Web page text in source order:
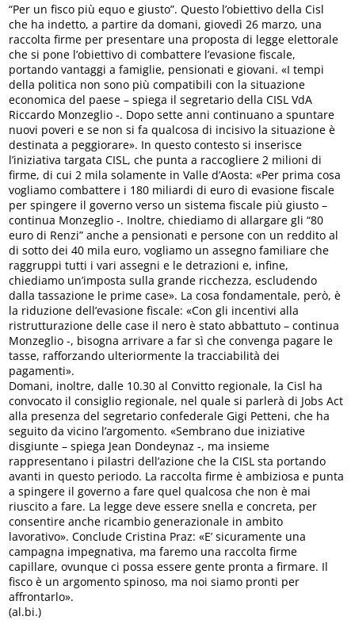
“Per un fisco più equo e giusto”. Questo l’obiettivo della Cisl
che ha indetto, a partire da domani, giovedì 26 marzo, una
raccolta firme per presentare una proposta di legge elettorale
che si pone l’obiettivo di combattere l’evasione fiscale,
portando vantaggi a famiglie, pensionati e giovani. «I tempi
della politica non sono più compatibili con la situazione
economica del paese – spiega il segretario della CISL VdA
Riccardo Monzeglio -. Dopo sette anni continuano a spuntare
nuovi poveri e se non si fa qualcosa di incisivo la situazione è
destinata a peggiorare». In questo contesto si inserisce
l’iniziativa targata CISL, che punta a raccogliere 2 milioni di
firme, di cui 2 mila solamente in Valle d’Aosta: «Per prima cosa
vogliamo combattere i 180 miliardi di euro di evasione fiscale
per spingere il governo verso un sistema fiscale più giusto –
continua Monzeglio -. Inoltre, chiediamo di allargare gli “80
euro di Renzi” anche a pensionati e persone con un reddito al
di sotto dei 40 mila euro, vogliamo un assegno familiare che
raggruppi tutti i vari assegni e le detrazioni e, infine,
chiediamo un’imposta sulla grande ricchezza, escludendo
dalla tassazione le prime case». La cosa fondamentale, però, è
la riduzione dell’evasione fiscale: «Con gli incentivi alla
ristrutturazione delle case il nero è stato abbattuto – continua
Monzeglio -, bisogna arrivare a far sì che convenga pagare le
tasse, rafforzando ulteriormente la tracciabilità dei
pagamenti».
Domani, inoltre, dalle 10.30 al Convitto regionale, la Cisl ha
convocato il consiglio regionale, nel quale si parlerà di Jobs Act
alla presenza del segretario confederale Gigi Petteni, che ha
seguito da vicino l’argomento. «Sembrano due iniziative
disgiunte – spiega Jean Dondeynaz -, ma insieme
rappresentano i pilastri dell’azione che la CISL sta portando
avanti in questo periodo. La raccolta firme è ambiziosa e punta
a spingere il governo a fare quel qualcosa che non è mai
riuscito a fare. La legge deve essere snella e concreta, per
consentire anche ricambio generazionale in ambito
lavorativo». Conclude Cristina Praz: «E’ sicuramente una
campagna impegnativa, ma faremo una raccolta firme
capillare, ovunque ci possa essere gente pronta a firmare. Il
fisco è un argomento spinoso, ma noi siamo pronti per
affrontarlo».
(al.bi.)